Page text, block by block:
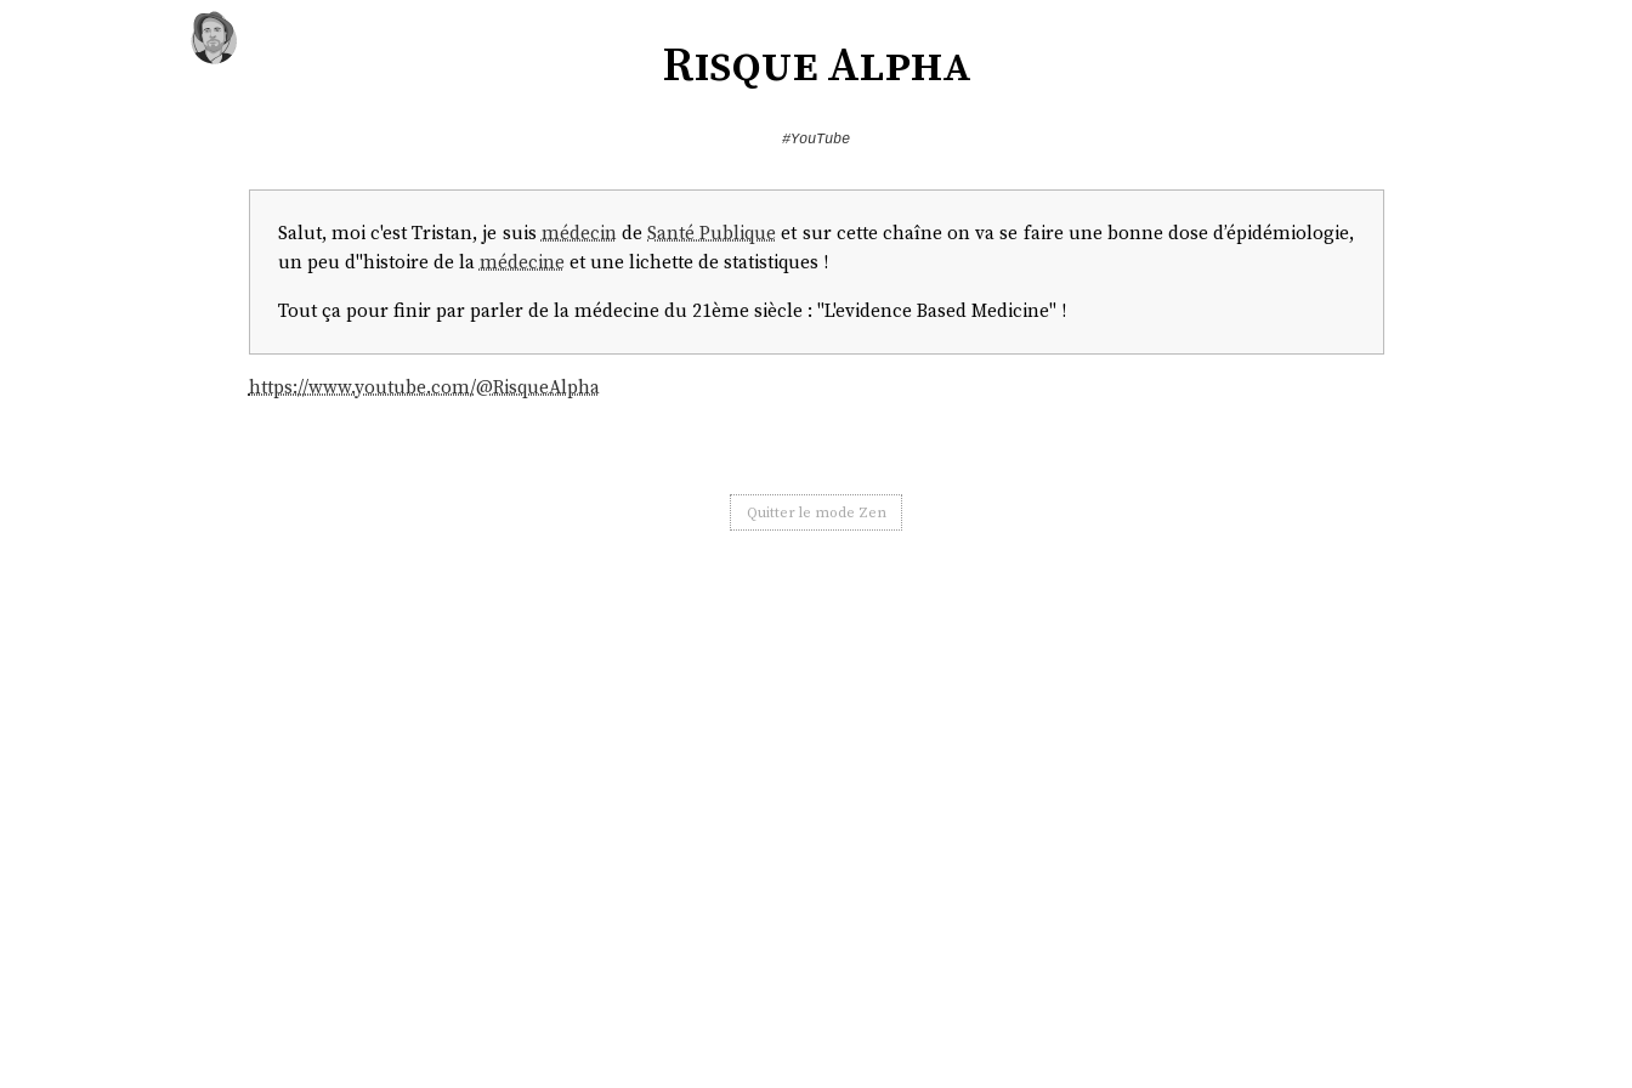
Risque Alpha
#YouTube
Salut, moi c'est Tristan, je suis médecindeSanté Publique et sur cette chaîne on va se faire une bonne dose d’épidémiologie,
un peu d''histoire de lamédecine et une lichette de statistiques !
Tout ça pour finir par parler de la médecine du 21ème siècle : "L'evidence Based Medicine" !
https://www.youtube.com/@RisqueAlpha
Quitter le mode Zen